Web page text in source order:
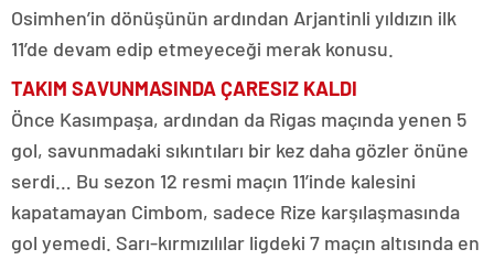
Osimhen’in dönüşünün ardından Arjantinli yıldızın ilk
11’de devam edip etmeyeceği merak konusu.
TAKIM SAVUNMASINDA ÇARESIZ KALDI
Önce Kasımpaşa, ardından da Rigas maçında yenen 5
gol, savunmadaki sıkıntıları bir kez daha gözler önüne
serdi… Bu sezon 12 resmi maçın 11’inde kalesini
kapatamayan Cimbom, sadece Rize karşılaşmasında
gol yemedi. Sarı-kırmızılılar ligdeki 7 maçın altısında en